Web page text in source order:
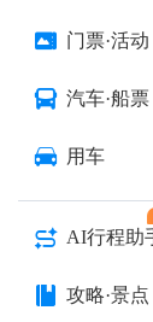
门票·活动
汽车·船票
用车
AI行程助
攻略·景点